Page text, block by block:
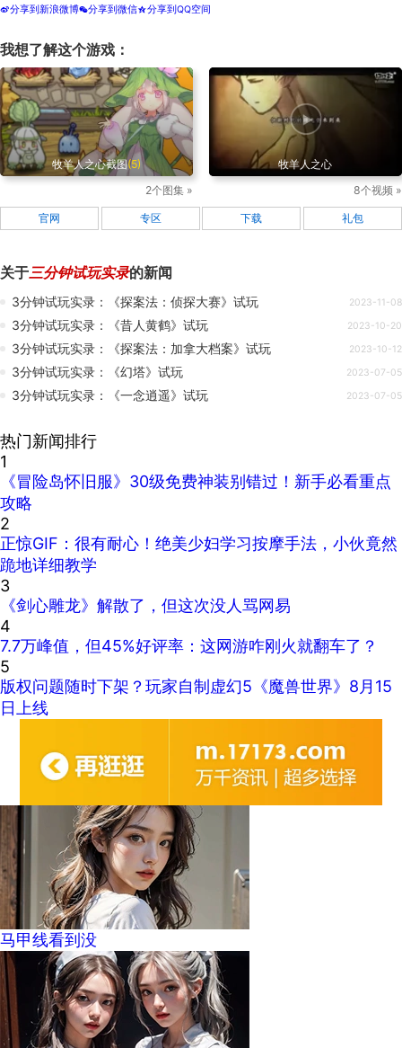
t分享到新浪微博w分享到微信z分享到QQ空间
我想了解这个游戏：
牧羊人之心截图(5)
2个图集 »
牧羊人之心
8个视频 »
官网 专区 下载 礼包
关于三分钟试玩实录的新闻
3分钟试玩实录：《探案法：侦探大赛》试玩 2023-11-08
3分钟试玩实录：《昔人黄鹤》试玩 2023-10-20
3分钟试玩实录：《探案法：加拿大档案》试玩 2023-10-12
3分钟试玩实录：《幻塔》试玩 2023-07-05
3分钟试玩实录：《一念逍遥》试玩 2023-07-05
热门新闻排行
1
《冒险岛怀旧服》30级免费神装别错过！新手必看重点
攻略
2
正惊GIF：很有耐心！绝美少妇学习按摩手法，小伙竟然
跪地详细教学
3
《剑心雕龙》解散了，但这次没人骂网易
4
7.7万峰值，但45%好评率：这网游咋刚火就翻车了？
5
版权问题随时下架？玩家自制虚幻5《魔兽世界》8月15
日上线
马甲线看到没